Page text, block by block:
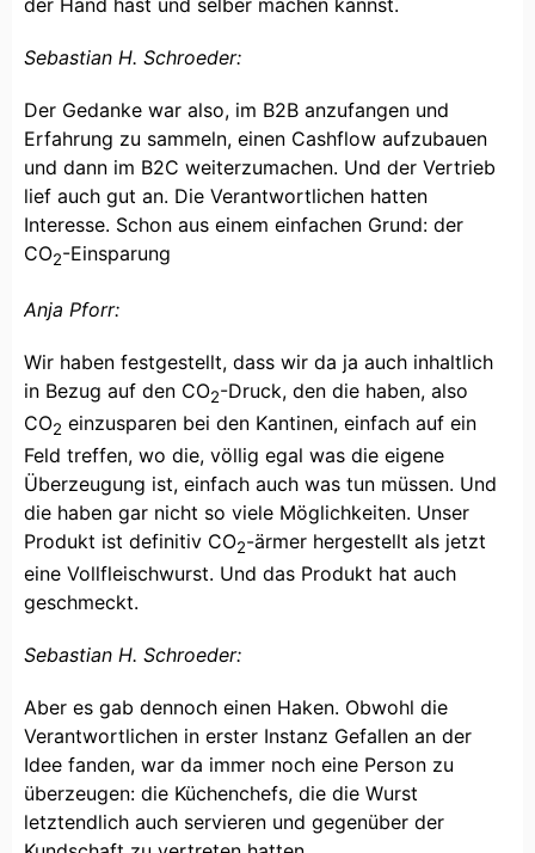
Sebastian H. Schroeder:
Der Gedanke war also, im B2B anzufangen und
Erfahrung zu sammeln, einen Cashflow aufzubauen
und dann im B2C weiterzumachen. Und der Vertrieb
lief auch gut an. Die Verantwortlichen hatten
Interesse. Schon aus einem einfachen Grund: der
CO2-Einsparung
Anja Pforr:
Wir haben festgestellt, dass wir da ja auch inhaltlich
in Bezug auf den CO2-Druck, den die haben, also
CO2 einzusparen bei den Kantinen, einfach auf ein
Feld treffen, wo die, völlig egal was die eigene
Überzeugung ist, einfach auch was tun müssen. Und
die haben gar nicht so viele Möglichkeiten. Unser
Produkt ist definitiv CO2-ärmer hergestellt als jetzt
eine Vollfleischwurst. Und das Produkt hat auch
geschmeckt.
Sebastian H. Schroeder:
Aber es gab dennoch einen Haken. Obwohl die
Verantwortlichen in erster Instanz Gefallen an der
Idee fanden, war da immer noch eine Person zu
überzeugen: die Küchenchefs, die die Wurst
letztendlich auch servieren und gegenüber der